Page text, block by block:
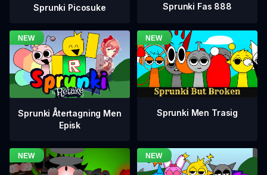
Sprunki Picosuke Sprunki Fas 888
Sprunki Återtagning Men
Episk
Sprunki Men Trasig